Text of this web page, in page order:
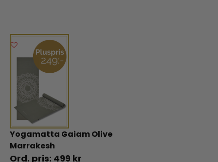
Yogamatta Gaiam Olive
Marrakesh
499 kr